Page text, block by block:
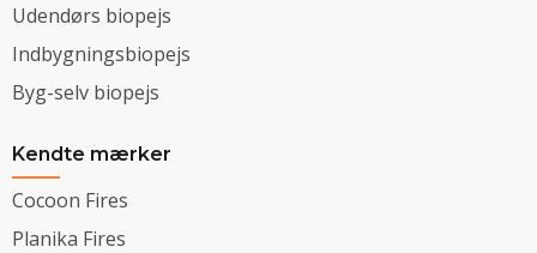
Udendørs biopejs
Indbygningsbiopejs
Byg-selv biopejs
Kendte mærker
Cocoon Fires
Planika Fires